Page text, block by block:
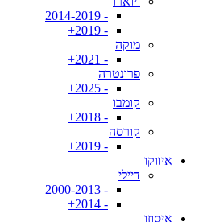
- 2014-2019
- 2019+
מוקה
- 2021+
פרונטרה
- 2025+
קומבו
- 2018+
קורסה
- 2019+
איווקו
דיילי
- 2000-2013
- 2014+
איסוזו